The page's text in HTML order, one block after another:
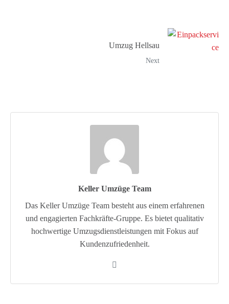
Umzug Hellsau
Next
Keller Umzüge Team
Das Keller Umzüge Team besteht aus einem erfahrenen
und engagierten Fachkräfte-Gruppe. Es bietet qualitativ
hochwertige Umzugsdienstleistungen mit Fokus auf
Kundenzufriedenheit.